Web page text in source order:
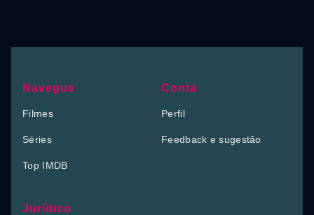
Navegue
Filmes
Séries
Top IMDB
Conta
Perfil
Feedback e sugestão
Jurídico